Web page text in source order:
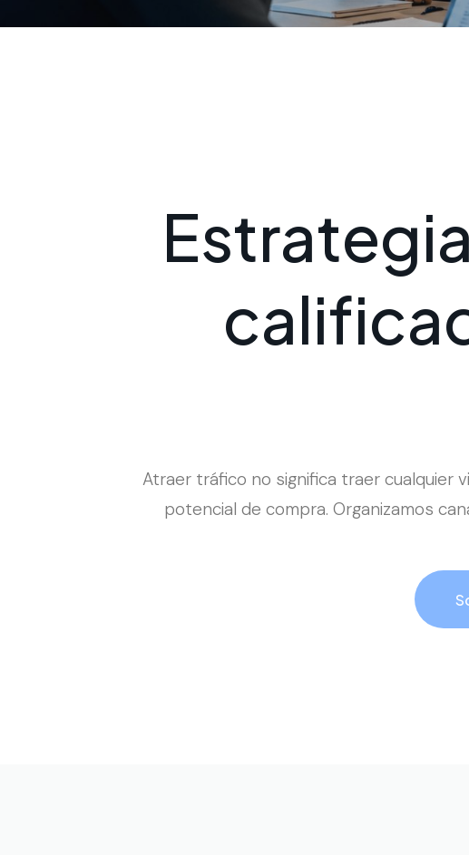
Estrategia
califica
Atraer tráfico no significa traer cualquier
potencial de compra. Organizamos